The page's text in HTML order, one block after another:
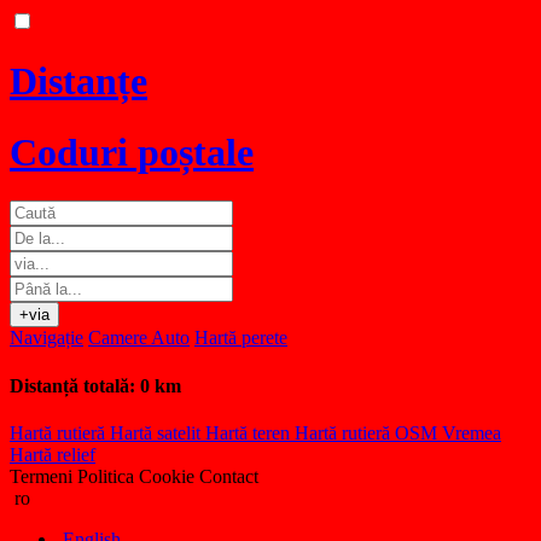
Distanțe
Coduri poștale
+via
Navigație Camere Auto Hartă perete
Distanță totală: 0 km
Hartă rutieră Hartă satelit Hartă teren Hartă rutieră OSM Vremea
Hartă relief
Termeni Politica Cookie Contact
ro